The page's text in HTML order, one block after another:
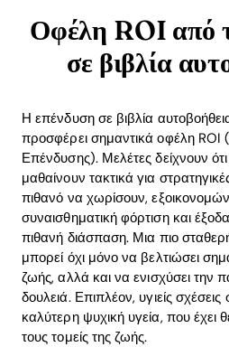
Οφέλη ROI από
σε βιβλία
Η επένδυση σε βιβλία
προσφέρει σημαντικά οφέλη ROI
Επένδυσης). Μελέτες δείχνουν
μαθαίνουν τακτικά για
πιθανό να χωρίσουν,
συναισθηματική φόρτιση και
πιθανή διάσπαση. Μια πιο
μπορεί όχι μόνο να βελτιώσει
ζωής, αλλά και να ενισχύσει την
δουλειά. Επιπλέον, υγιείς
καλύτερη ψυχική υγεία, που έχει
τους τομείς της ζωής.